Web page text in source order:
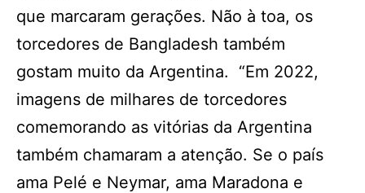
que marcaram gerações. Não à toa, os
torcedores de Bangladesh também
gostam muito da Argentina. “Em 2022,
imagens de milhares de torcedores
comemorando as vitórias da Argentina
também chamaram a atenção. Se o país
ama Pelé e Neymar, ama Maradona e